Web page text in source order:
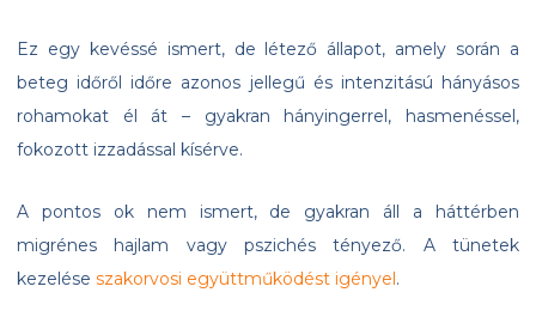
Ez egy kevéssé ismert, de létező állapot, amely során a
beteg időről időre azonos jellegű és intenzitású hányásos
rohamokat él át – gyakran hányingerrel, hasmenéssel,
fokozott izzadással kísérve.
A pontos ok nem ismert, de gyakran áll a háttérben
migrénes hajlam vagy pszichés tényező. A tünetek
kezelése szakorvosi együttműködést igényel .